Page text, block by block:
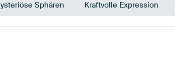
Sphären Kraftvolle Expression